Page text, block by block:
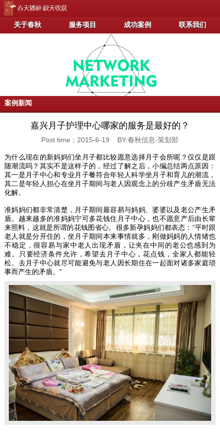
关于春秋 服务项目 成功案例 联系我们
案例新闻
嘉兴月子护理中心哪家的服务是最好的？
Post time：2015-6-19 BY:春秋信息-策划部
为什么现在的新妈妈们坐月子都比较愿意选择月子会所呢？仅仅是跟
随潮流吗？其实不是这样子的，经过了解之后，小编总结两点原因：
其一是月子中心和专业月子餐符合年轻人科学坐月子和育儿的潮流，
其二是年轻人担心在坐月子期间与老人因观念上的分歧产生矛盾无法
化解。
准妈妈们都非常清楚，月子期间最容易与妈妈、婆婆以及老公产生矛
盾。越来越多的准妈妈宁可多花钱住月子中心，也不愿意产后由长辈
来照料，这就是所谓的花钱图省心。很多新孕妈妈们都表态：“平时跟
老人就是分开住的，坐月子期间本来事情就多，刚做妈妈的人情绪也
不稳定，很容易与家中老人出现矛盾，让夹在中间的老公也感到为
难。只要经济条件允许，希望去月子中心，花点钱，全家人都能轻
松。去月子中心就尽可能避免与老人因长期住在一起面对诸多家庭琐
事而产生的矛盾。”